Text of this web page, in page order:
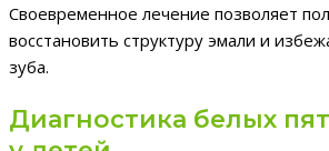
Своевременное лечение позволяет
восстановить структуру эмали и
зуба.
Диагностика белых